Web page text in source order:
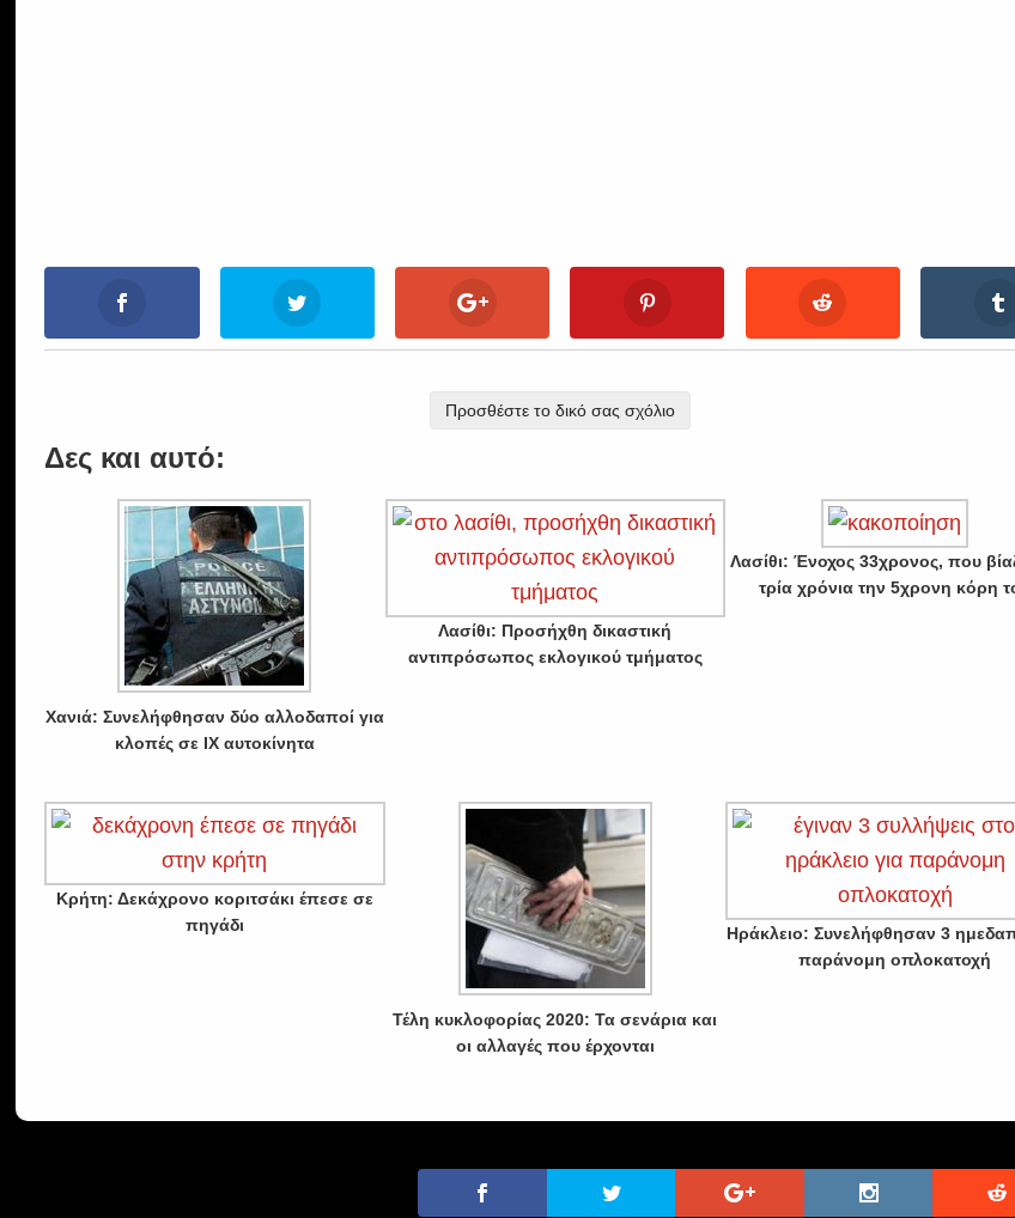
Προσθέστε το δικό σας σχόλιο
Δες και αυτό:
Χανιά: Συνελήφθησαν δύο αλλοδαποί για
κλοπές σε ΙΧ αυτοκίνητα
Λασίθι: Προσήχθη δικαστική
αντιπρόσωπος εκλογικού τμήματος
Λασίθι: Ένοχος 33χρονος, που
τρία χρόνια την 5χρονη κόρη
Κρήτη: Δεκάχρονο κοριτσάκι έπεσε σε
πηγάδι
Τέλη κυκλοφορίας 2020: Τα σενάρια και
οι αλλαγές που έρχονται
Ηράκλειο: Συνελήφθησαν 3
παράνομη οπλοκατοχή